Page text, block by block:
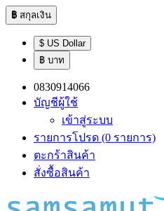
฿ สกุลเงิน
$ US Dollar
฿ บาท
0830914066
บัญชีผู้ใช้
เข้าสู่ระบบ
รายการโปรด (0 รายการ)
ตะกร้าสินค้า
สั่งซื้อสินค้า